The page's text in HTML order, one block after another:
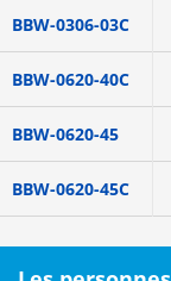
BBW-0306-03C
BBW-0620-40C
BBW-0620-45
BBW-0620-45C